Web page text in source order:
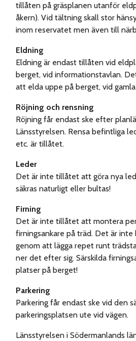
tillåten på gräsplanen utanför
åkern). Vid tältning skall stor
inom reservatet men även till
Eldning
Eldning är endast tillåten vid
berget, vid informationstavlan.
att elda uppe på berget, vid
Röjning och rensning
Röjning får endast ske efter
Länsstyrelsen. Rensa befintliga
etc. är tillåtet.
Leder
Det är inte tillåtet att göra nya
säkras naturligt eller bultas!
Firning
Det är inte tillåtet att montera
firningsankare på träd. Det är
genom att lägga repet runt
ner det efter sig. Särskilda
platser på berget!
Parkering
Parkering får endast ske vid den
parkeringsplatsen ute vid vägen.
Länsstyrelsen i Södermanlands